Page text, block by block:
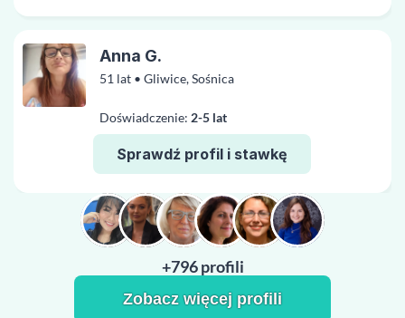
51 lat • Gliwice, Sośnica
Doświadczenie: 2-5 lat
Sprawdź profil i stawkę
Anna G.
+796 profili
Zobacz więcej profili